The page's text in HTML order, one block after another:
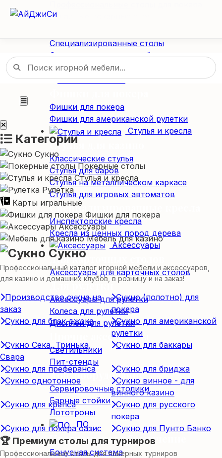
Складные покерные столы
Специализированные столы
Столы для американской рулетки
Столы из массива дерева
Фишки / Жетоны
Фишки для покера
Фишки для американской рулетки
Стулья и кресла
Стулья для казино
Классические стулья
Стулья для баров
Стулья на металлическом каркасе
Стулья для игровых автоматов
Специализированные кресла
Инспекторские кресла
Кресла из ценных пород дерева
Аксессуары
Для карточных столов
Аксессуары для карточных столов
Для рулетки
Аксессуары для рулетки
Колеса для рулетки
Дисплеи для рулетки
Прочие аксессуары
Светильники
Пит-стенды
Доп. оборудование
Сервировочные столики
Барные стойки
Лототроны
ПО
Программное обеспечение
Бонусная система
Категории
Сукно
Покерные столы
Стулья и кресла
Рулетка
Карты игральные
Фишки для покера
Аксессуары
Мебель для казино
Сукно
Профессиональный каталог игорной мебели и аксессуаров,
для казино и домашних клубов, в розницу и на заказ!
Производство сукна на
заказ
Сукно (полотно) для
покера
Сукно для блэк джэка
Сукно для американской
рулетки
Сукно Сека, Тринька,
Свара
Сукно для баккары
Сукно для преферанса
Сукно для бриджа
Сукно однотонное
Сукно винное - для
винного казино
Сукно для крепса
Сукно для русского
покера
Сукно для покера оазис
Сукно для Пунто Банко
🏆 Премиум столы для турниров
Профессиональные столы для покерных турниров